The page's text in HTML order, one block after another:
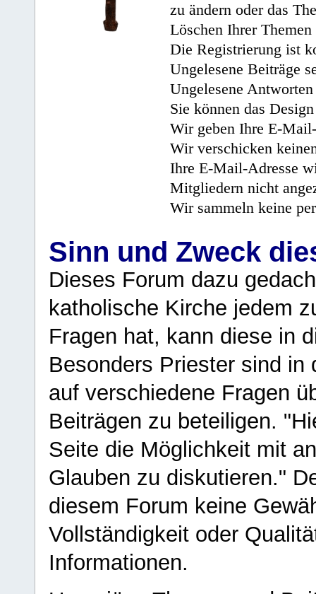
zu ändern oder das
Löschen Ihrer
Die Registrierung ist
Ungelesene Beiträge
Ungelesene
Sie können das
Wir geben Ihre E-
Wir verschicken
Ihre E-Mail-Adresse
Mitgliedern nicht
Wir sammeln keine
Sinn und Zweck
Dieses Forum dazu
katholische Kirche jedem
Fragen hat, kann diese in
Besonders Priester sind in
auf verschiedene Fragen
Beiträgen zu beteiligen.
Seite die Möglichkeit mit
Glauben zu diskutieren."
diesem Forum keine
Vollständigkeit oder
Informationen.